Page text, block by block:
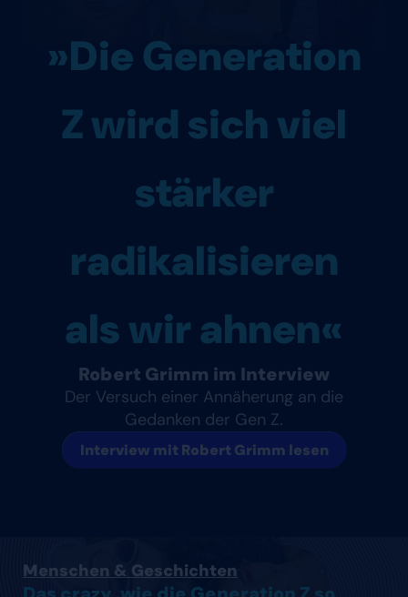
»Die Generation
Z wird sich viel
stärker
radikalisieren
als wir ahnen«
Robert Grimm im Interview
Der Versuch einer Annäherung an die
Gedanken der Gen Z.
Interview mit Robert Grimm lesen
Menschen & Geschichten